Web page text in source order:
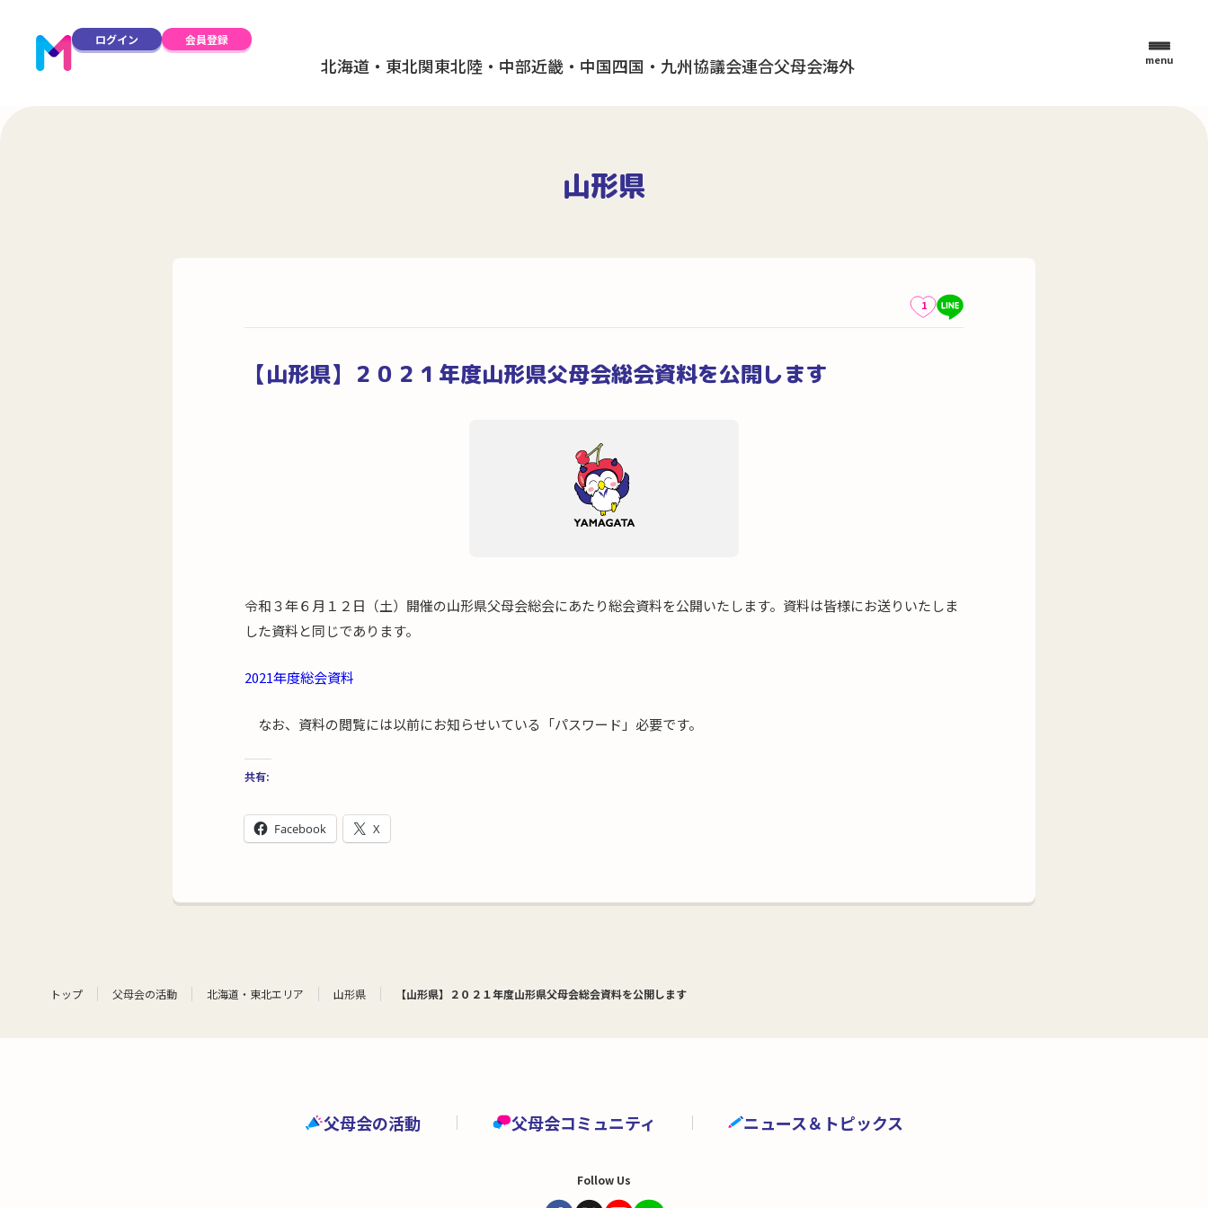
ログイン 会員登録
北海道・東北関東北陸・中部近畿・中国四国・九州協議会連合父母会海外 menu
山形県
1
【山形県】２０２１年度山形県父母会総会資料を公開します
令和３年６月１２日（土）開催の山形県父母会総会にあたり総会資料を公開いたします。資料は皆様にお送りいたしま
した資料と同じであります。
2021年度総会資料
なお、資料の閲覧には以前にお知らせいている「パスワード」必要です。
共有:
Facebook X
トップ 父母会の活動 北海道・東北エリア 山形県 【山形県】２０２１年度山形県父母会総会資料を公開します
父母会の活動 父母会コミュニティ ニュース＆トピックス
Follow Us